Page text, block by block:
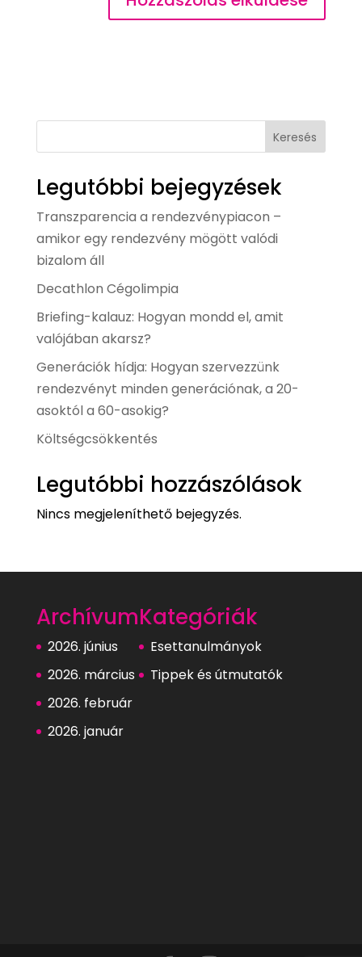
Keresés
Legutóbbi bejegyzések
Transzparencia a rendezvénypiacon –
amikor egy rendezvény mögött valódi
bizalom áll
Decathlon Cégolimpia
Briefing-kalauz: Hogyan mondd el, amit
valójában akarsz?
Generációk hídja: Hogyan szervezzünk
rendezvényt minden generációnak, a 20-
asoktól a 60-asokig?
Költségcsökkentés
Legutóbbi hozzászólások
Nincs megjeleníthető bejegyzés.
Archívum
2026. június
2026. március
2026. február
2026. január
Kategóriák
Esettanulmányok
Tippek és útmutatók